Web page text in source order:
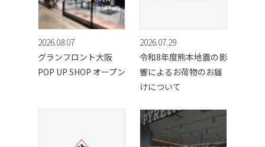
2026.08.07
グランフロント大阪
POP UP SHOP オープン
2026.07.29
令和8年度熊本地震の影
響によるお荷物のお届
けについて